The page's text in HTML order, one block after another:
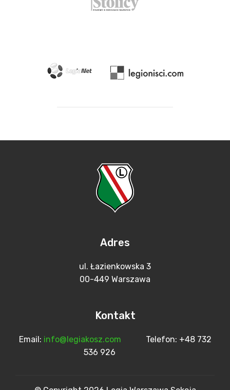
Adres
ul. Łazienkowska 3
00-449 Warszawa
Kontakt
Email: info@legiakosz.com Telefon: +48 732
536 926